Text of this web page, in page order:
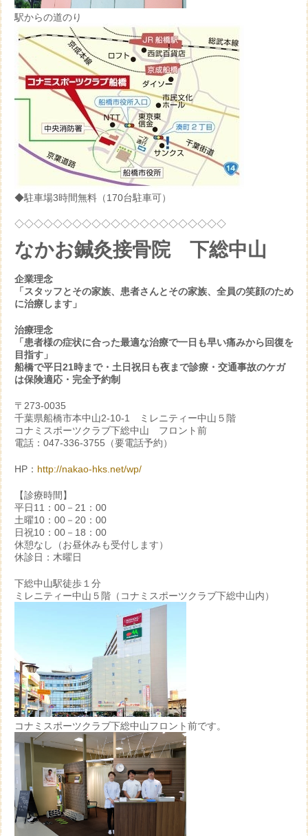
駅からの道のり
◆駐車場3時間無料（170台駐車可）
◇◇◇◇◇◇◇◇◇◇◇◇◇◇◇◇◇◇◇◇◇◇
なかお鍼灸接骨院 下総中山
企業理念
「スタッフとその家族、患者さんとその家族、全員の笑顔のため
に治療します」
治療理念
「患者様の症状に合った最適な治療で一日も早い痛みから回復を
目指す」
船橋で平日21時まで・土日祝日も夜まで診療・交通事故のケガ
は保険適応・完全予約制
〒273-0035
千葉県船橋市本中山2-10-1 ミレニティー中山５階
コナミスポーツクラブ下総中山 フロント前
電話：047-336-3755（要電話予約）
HP： http://nakao-hks.net/wp/
【診療時間】
平日11：00－21：00
土曜10：00－20：00
日祝10：00－18：00
休憩なし（お昼休みも受付します）
休診日：木曜日
下総中山駅徒歩１分
ミレニティー中山５階（コナミスポーツクラブ下総中山内）
コナミスポーツクラブ下総中山フロント前です。